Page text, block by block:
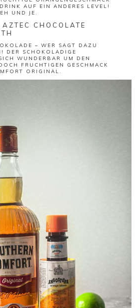
AUF EIN ANDERES LEVEL!
UND JE.
CHOCOLATE
– WER SAGT DAZU
DER SCHOKOLADIGE
WUNDERBAR UM DEN
FRUCHTIGEN GESCHMACK
ORIGINAL.